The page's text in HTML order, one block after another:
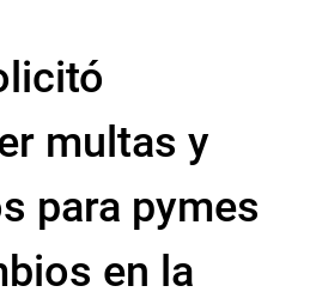
multas y
para pymes
en la